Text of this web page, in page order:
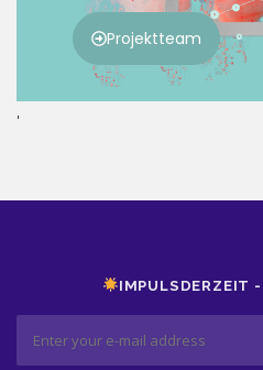
'
IMPULSDERZEIT